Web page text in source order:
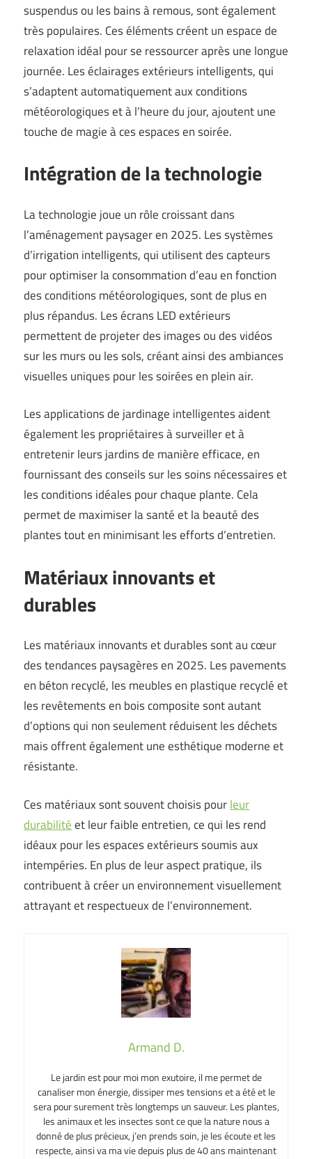
suspendus ou les bains à remous, sont également
très populaires. Ces éléments créent un espace de
relaxation idéal pour se ressourcer après une longue
journée. Les éclairages extérieurs intelligents, qui
s’adaptent automatiquement aux conditions
météorologiques et à l’heure du jour, ajoutent une
touche de magie à ces espaces en soirée.
Intégration de la technologie
La technologie joue un rôle croissant dans
l’aménagement paysager en 2025. Les systèmes
d’irrigation intelligents, qui utilisent des capteurs
pour optimiser la consommation d’eau en fonction
des conditions météorologiques, sont de plus en
plus répandus. Les écrans LED extérieurs
permettent de projeter des images ou des vidéos
sur les murs ou les sols, créant ainsi des ambiances
visuelles uniques pour les soirées en plein air.
Les applications de jardinage intelligentes aident
également les propriétaires à surveiller et à
entretenir leurs jardins de manière efficace, en
fournissant des conseils sur les soins nécessaires et
les conditions idéales pour chaque plante. Cela
permet de maximiser la santé et la beauté des
plantes tout en minimisant les efforts d’entretien.
Matériaux innovants et
durables
Les matériaux innovants et durables sont au cœur
des tendances paysagères en 2025. Les pavements
en béton recyclé, les meubles en plastique recyclé et
les revêtements en bois composite sont autant
d’options qui non seulement réduisent les déchets
mais offrent également une esthétique moderne et
résistante.
Ces matériaux sont souvent choisis pourleur
durabilitéet leur faible entretien, ce qui les rend
idéaux pour les espaces extérieurs soumis aux
intempéries. En plus de leur aspect pratique, ils
contribuent à créer un environnement visuellement
attrayant et respectueux de l’environnement.
Armand D.
Le jardin est pour moi mon exutoire, il me permet de
canaliser mon énergie, dissiper mes tensions et a été et le
sera pour surement très longtemps un sauveur. Les plantes,
les animaux et les insectes sont ce que la nature nous a
donné de plus précieux, j’en prends soin, je les écoute et les
respecte, ainsi va ma vie depuis plus de 40 ans maintenant